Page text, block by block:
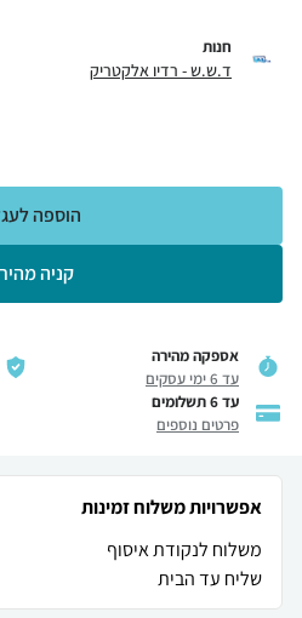
חנות
ד.ש.ש - רדיו אלקטריק
קניה
הוספה
אספקה מהירה
עד 6 ימי עסקים
עד 6 תשלומים
פרטים נוספים
אפשרויות משלוח זמינות
משלוח לנקודת איסוף
שליח עד הבית